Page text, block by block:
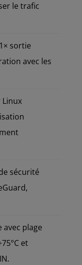
le trafic
sortie
avec les
Linux
sécurité
plage
et